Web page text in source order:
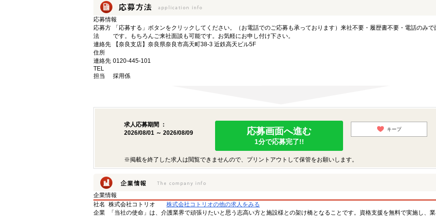
応募情報
応募方
法
「応募する」ボタンをクリックしてください。（お電話でのご応募も承っております）来社不要・履歴書不要・電話のみで
です。もちろんご来社面談も可能です。お気軽にお申し付け下さい。
連絡先
住所
【奈良支店】奈良県奈良市高天町38-3 近鉄高天ビル5F
連絡先
TEL
0120-445-101
担当 採用係
求人応募期間 ：
2026/08/01 ～ 2026/08/09
応募画面へ進む
1分で応募完了!!
キープ
※掲載を終了した求人は閲覧できませんので、プリントアウトして保管をお願いします。
企業情報
社名
株式会社コトリオ
株式会社コトリオの他の求人をみる
企業
「当社の使命」は、介護業界で頑張りたいと思う志高い方と施設様との架け橋となることです。資格支援を無料で実施し、